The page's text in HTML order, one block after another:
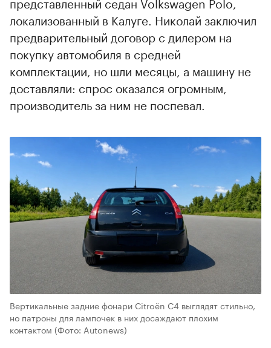
локализованный в Калуге. Николай заключил
предварительный договор с дилером на
покупку автомобиля в средней
комплектации, но шли месяцы, а машину не
доставляли: спрос оказался огромным,
производитель за ним не поспевал.
Вертикальные задние фонари Citroёn C4 выглядят стильно,
но патроны для лампочек в них досаждают плохим
контактом (Фото: Autonews)